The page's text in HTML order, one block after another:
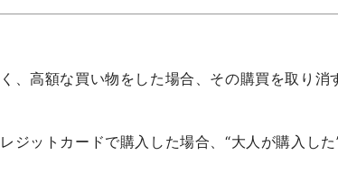
高額な買い物をした場合、その購買を取り消
ットカードで購入した場合、“大人が購入し